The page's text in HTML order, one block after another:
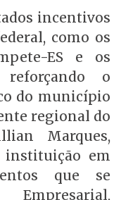
incentivos
como os
ES e os
reforçando o
do município
regional do
Marques,
instituição em
que se